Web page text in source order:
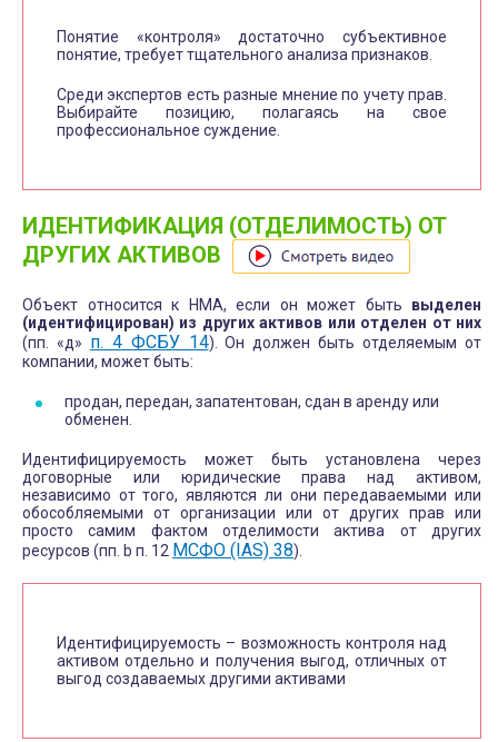
Понятие «контроля» достаточно субъективное
понятие, требует тщательного анализа признаков.
Среди экспертов есть разные мнение по учету прав.
Выбирайте позицию, полагаясь на свое
профессиональное суждение.
ИДЕНТИФИКАЦИЯ (ОТДЕЛИМОСТЬ) ОТ
ДРУГИХ АКТИВОВ
Объект относится к НМА, если он может быть выделен
(идентифицирован) из других активов или отделен от них
(пп. «д» п. 4 ФСБУ 14). Он должен быть отделяемым от
компании, может быть:
продан, передан, запатентован, сдан в аренду или
обменен.
Идентифицируемость может быть установлена через
договорные или юридические права над активом,
независимо от того, являются ли они передаваемыми или
обособляемыми от организации или от других прав или
просто самим фактом отделимости актива от других
ресурсов (пп. b п. 12 МСФО (IAS) 38).
Идентифицируемость – возможность контроля над
активом отдельно и получения выгод, отличных от
выгод создаваемых другими активами